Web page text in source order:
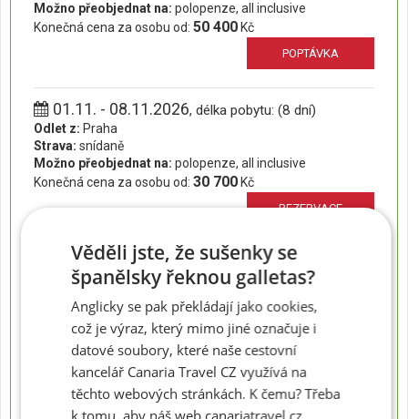
Možno přeobjednat na: polopenze, all inclusive
Konečná cena za osobu od: 50 400 Kč
POPTÁVKA
01.11. - 08.11.2026, délka pobytu: (8 dní)
Odlet z: Praha
Strava: snídaně
Možno přeobjednat na: polopenze, all inclusive
Konečná cena za osobu od: 30 700 Kč
REZERVACE
01.11. - 15.11.2026, délka pobytu: (15 dní)
Odlet z: Praha
Strava:snídaně
Možno přeobjednat na: polopenze, all inclusive
Konečná cena za osobu od:48 900Kč
Věděli jste, že sušenky se
španělsky řeknou galletas?
Anglicky se pak překládají jako cookies,
což je výraz, který mimo jiné označuje i
datové soubory, které naše cestovní
kancelář Canaria Travel CZ využívá na
těchto webových stránkách. K čemu? Třeba
k tomu, aby náš web canariatravel.cz